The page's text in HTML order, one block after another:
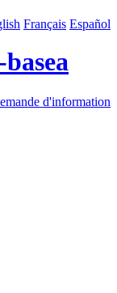
Français Español
d'information